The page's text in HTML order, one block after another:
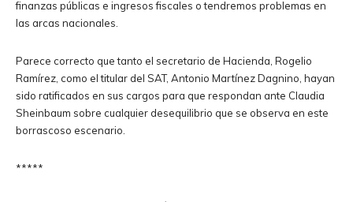
finanzas públicas e ingresos fiscales o tendremos problemas en
las arcas nacionales.
Parece correcto que tanto el secretario de Hacienda, Rogelio
Ramírez, como el titular del SAT, Antonio Martínez Dagnino, hayan
sido ratificados en sus cargos para que respondan ante Claudia
Sheinbaum sobre cualquier desequilibrio que se observa en este
borrascoso escenario.
*****